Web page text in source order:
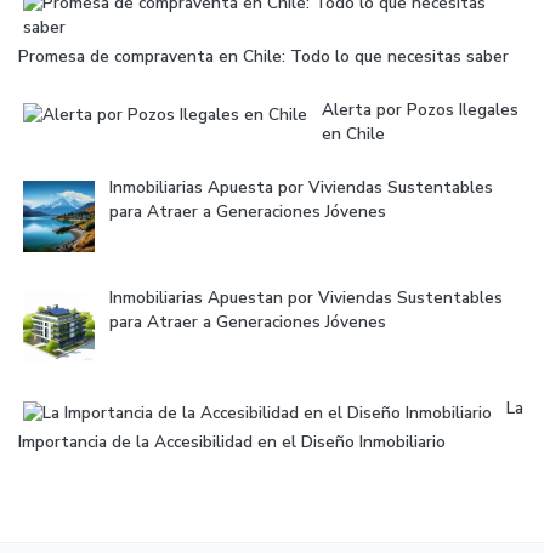
Promesa de compraventa en Chile: Todo lo que necesitas saber
Alerta por Pozos Ilegales
en Chile
Inmobiliarias Apuesta por Viviendas Sustentables
para Atraer a Generaciones Jóvenes
Inmobiliarias Apuestan por Viviendas Sustentables
para Atraer a Generaciones Jóvenes
La
Importancia de la Accesibilidad en el Diseño Inmobiliario